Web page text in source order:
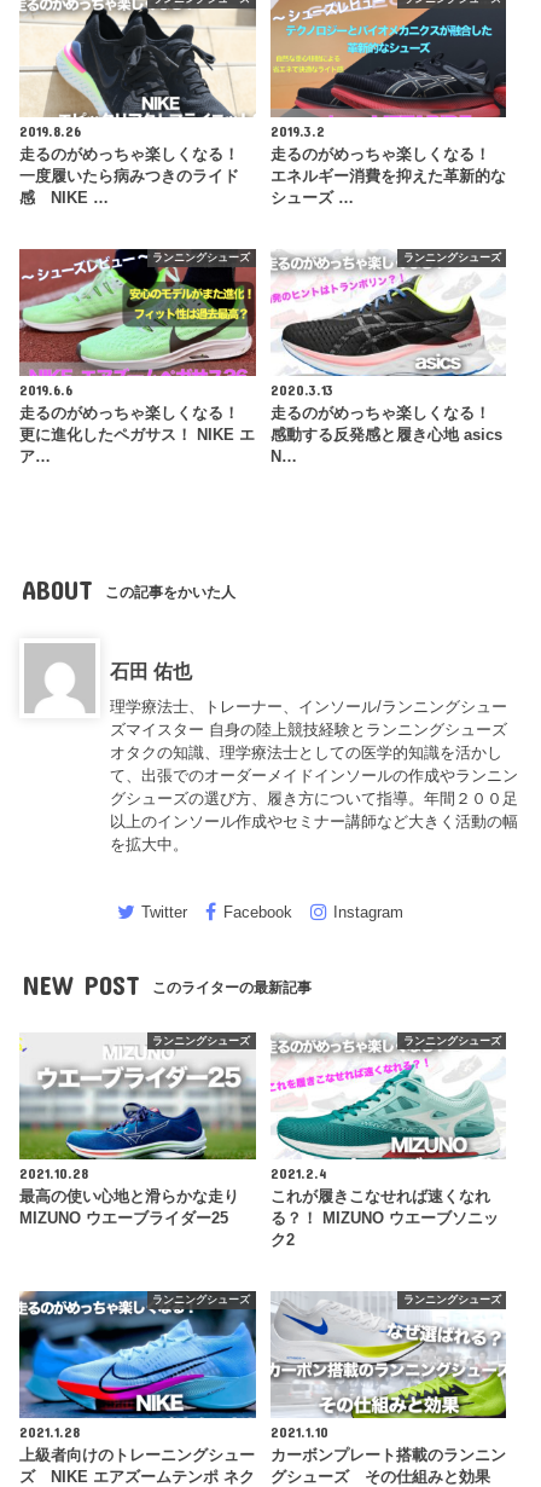
2019.8.26
走るのがめっちゃ楽しくなる！
一度履いたら病みつきのライド
感 NIKE …
2019.3.2
走るのがめっちゃ楽しくなる！
エネルギー消費を抑えた革新的な
シューズ …
ランニングシューズ
2019.6.6
走るのがめっちゃ楽しくなる！
更に進化したペガサス！ NIKE エ
ア…
ランニングシューズ
2020.3.13
走るのがめっちゃ楽しくなる！
感動する反発感と履き心地 asics
N…
ABOUT この記事をかいた人
石田 佑也
理学療法士、トレーナー、インソール/ランニングシュー
ズマイスター 自身の陸上競技経験とランニングシューズ
オタクの知識、理学療法士としての医学的知識を活かし
て、出張でのオーダーメイドインソールの作成やランニン
グシューズの選び方、履き方について指導。年間２００足
以上のインソール作成やセミナー講師など大きく活動の幅
を拡大中。
Twitter Facebook Instagram
NEW POST このライターの最新記事
ランニングシューズ
2021.10.28
最高の使い心地と滑らかな走り
MIZUNO ウエーブライダー25
ランニングシューズ
2021.2.4
これが履きこなせれば速くなれ
る？！ MIZUNO ウエーブソニッ
ク2
ランニングシューズ
2021.1.28
上級者向けのトレーニングシュー
ズ NIKE エアズームテンポ ネク
ランニングシューズ
2021.1.10
カーボンプレート搭載のランニン
グシューズ その仕組みと効果